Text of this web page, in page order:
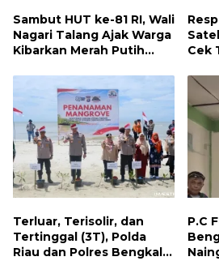
Sambut HUT ke-81 RI, Wali
Nagari Talang Ajak Warga
Kibarkan Merah Putih
Tanah Air
Cek
Terluar, Terisolir, dan
Tertinggal (3T), Polda
Riau dan Polres Bengkalis
P.C